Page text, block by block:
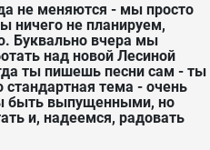
не меняются - мы просто
ничего не планируем,
Буквально вчера мы
над новой Лесиной
ты пишешь песни сам - ты
тема - очень
быть выпущенными, но
и, надеемся, радовать